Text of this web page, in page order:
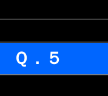
Ｑ．５